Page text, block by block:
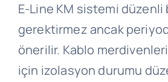
E-Line KM sistemi düzenli
gerektirmez ancak
önerilir. Kablo
için izolasyon durumu